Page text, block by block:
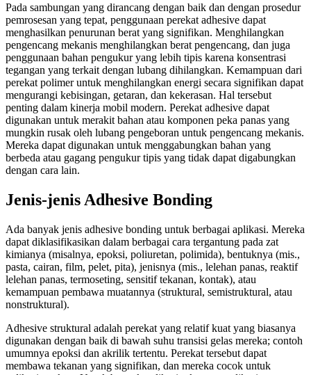
Pada sambungan yang dirancang dengan baik dan dengan prosedur
pemrosesan yang tepat, penggunaan perekat adhesive dapat
menghasilkan penurunan berat yang signifikan. Menghilangkan
pengencang mekanis menghilangkan berat pengencang, dan juga
penggunaan bahan pengukur yang lebih tipis karena konsentrasi
tegangan yang terkait dengan lubang dihilangkan. Kemampuan dari
perekat polimer untuk menghilangkan energi secara signifikan dapat
mengurangi kebisingan, getaran, dan kekerasan. Hal tersebut
penting dalam kinerja mobil modern. Perekat adhesive dapat
digunakan untuk merakit bahan atau komponen peka panas yang
mungkin rusak oleh lubang pengeboran untuk pengencang mekanis.
Mereka dapat digunakan untuk menggabungkan bahan yang
berbeda atau gagang pengukur tipis yang tidak dapat digabungkan
dengan cara lain.
Jenis-jenis Adhesive Bonding
Ada banyak jenis adhesive bonding untuk berbagai aplikasi. Mereka
dapat diklasifikasikan dalam berbagai cara tergantung pada zat
kimianya (misalnya, epoksi, poliuretan, polimida), bentuknya (mis.,
pasta, cairan, film, pelet, pita), jenisnya (mis., lelehan panas, reaktif
lelehan panas, termoseting, sensitif tekanan, kontak), atau
kemampuan pembawa muatannya (struktural, semistruktural, atau
nonstruktural).
Adhesive struktural adalah perekat yang relatif kuat yang biasanya
digunakan dengan baik di bawah suhu transisi gelas mereka; contoh
umumnya epoksi dan akrilik tertentu. Perekat tersebut dapat
membawa tekanan yang signifikan, dan mereka cocok untuk